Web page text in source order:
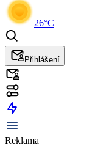
26°C
Přihlášení
Reklama